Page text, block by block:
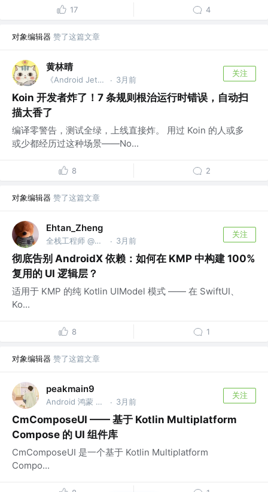
17 4
对象编辑器 赞了这篇文章
黄林晴
《Android Jetpack开发：原理解析与应用实战》作者 · 3月前
关注
Koin 开发者炸了！7 条规则根治运行时错误，自动扫
描太香了
编译零警告，测试全绿，上线直接炸。 用过 Koin 的人或多
或少都经历过这种场景——No...
8 2
对象编辑器 赞了这篇文章
Ehtan_Zheng
全栈工程师 @传音 · 3月前
关注
彻底告别 AndroidX 依赖：如何在 KMP 中构建 100%
复用的 UI 逻辑层？
适用于 KMP 的纯 Kotlin UIModel 模式 —— 在 SwiftUI、
Ko...
8 1
对象编辑器 赞了这篇文章
peakmain9
Android 鸿蒙 Compose C++ · 3月前
关注
CmComposeUI —— 基于 Kotlin Multiplatform
Compose 的 UI 组件库
CmComposeUI 是一个基于 Kotlin Multiplatform
Compo...